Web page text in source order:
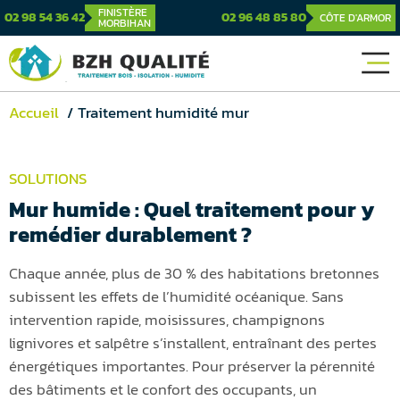
02 98 54 36 42 FINISTÈRE
MORBIHAN 02 96 48 85 80 CÔTE D'ARMOR
Accueil Traitement humidité mur
SOLUTIONS
Mur humide : Quel traitement pour y
remédier durablement ?
Chaque année, plus de 30 % des habitations bretonnes
subissent les effets de l’humidité océanique. Sans
intervention rapide, moisissures, champignons
lignivores et salpêtre s’installent, entraînant des pertes
énergétiques importantes. Pour préserver la pérennité
des bâtiments et le confort des occupants, un